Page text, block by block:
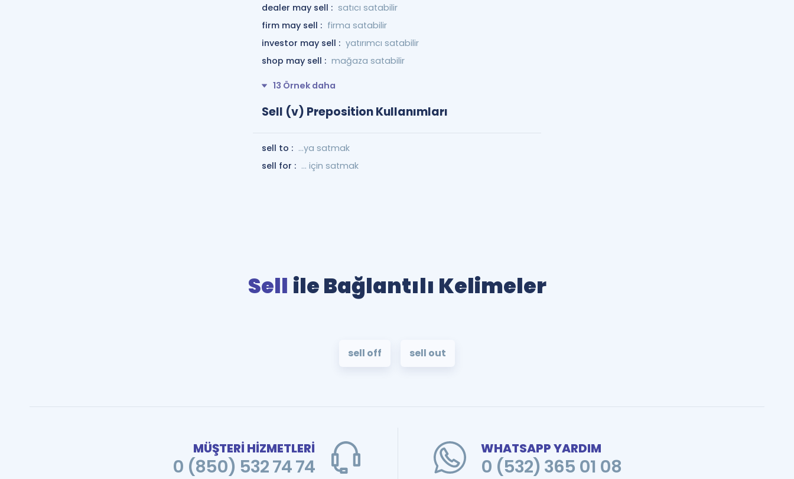
dealer may sell : satıcı satabilir
firm may sell : firma satabilir
investor may sell : yatırımcı satabilir
shop may sell : mağaza satabilir
13 Örnek daha
Sell (v) Preposition Kullanımları
sell to : ...ya satmak
sell for : ... için satmak
Sell ile Bağlantılı Kelimeler
sell off sell out
MÜŞTERİ HİZMETLERİ
0 (850) 532 74 74
WHATSAPP YARDIM
0 (532) 365 01 08